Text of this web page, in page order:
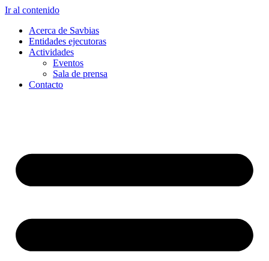
Ir al contenido
Acerca de Savbias
Entidades ejecutoras
Actividades
Eventos
Sala de prensa
Contacto